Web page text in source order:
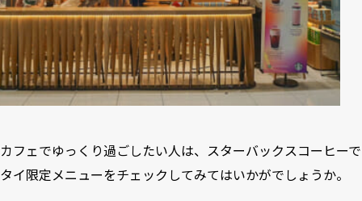
カフェでゆっくり過ごしたい人は、 スターバックスコーヒーで
タイ限定メニューをチェックしてみてはいかがでしょうか。